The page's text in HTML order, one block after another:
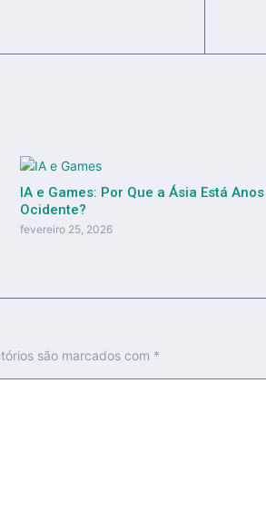
IA e Games: Por Que a Ásia Está
Ocidente?
fevereiro 25, 2026
são marcados com *